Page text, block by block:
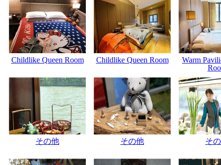
Childlike Queen Room Childlike Queen Room
Warm
その他 その他 そ